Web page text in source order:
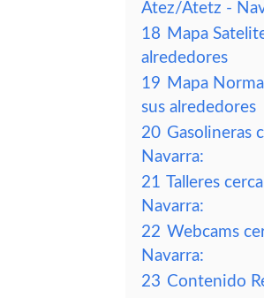
Atez/Atetz -
18 Mapa
alrededores
19 Mapa
sus alrededores
20 Gasolineras
Navarra:
21 Talleres
Navarra:
22 Webcams
Navarra:
23 Contenido